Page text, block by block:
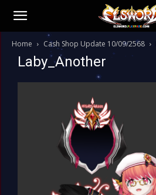
Home Cash Shop Update 10/09/2568
Laby_Another